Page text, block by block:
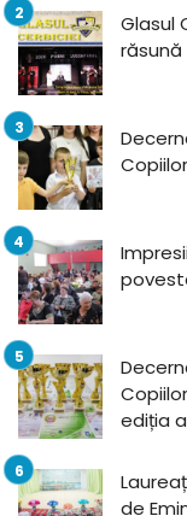
Glasul
răsună
ediția
de